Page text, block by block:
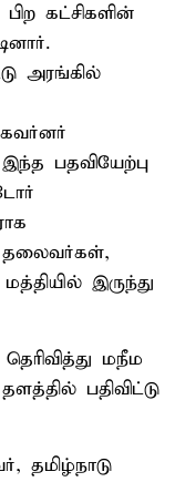
கட்சிகளின்
அரங்கில்
பதவியேற்பு
தலைவர்கள்,
இருந்து
மநீம
பதிவிட்டு
தமிழ்நாடு